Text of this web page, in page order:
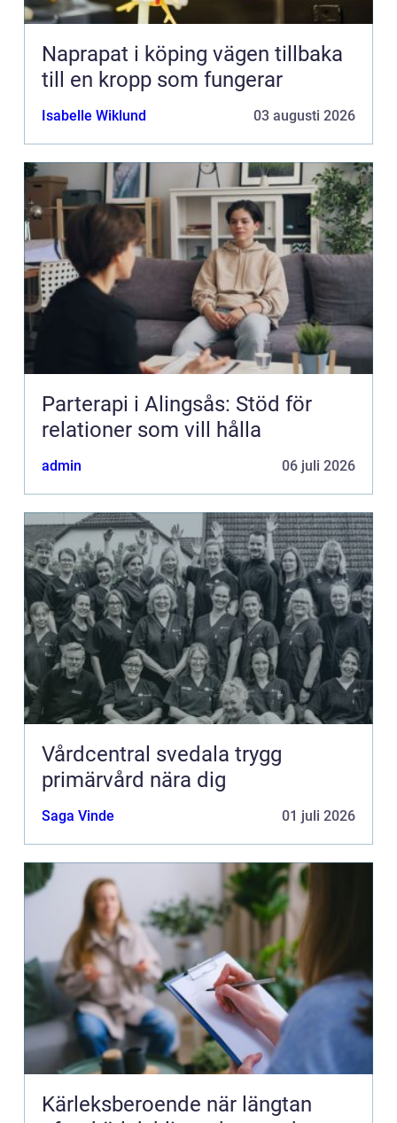
Naprapat i köping vägen tillbaka
till en kropp som fungerar
Isabelle Wiklund 03 augusti 2026
Parterapi i Alingsås: Stöd för
relationer som vill hålla
admin 06 juli 2026
Vårdcentral svedala trygg
primärvård nära dig
Saga Vinde 01 juli 2026
Kärleksberoende när längtan